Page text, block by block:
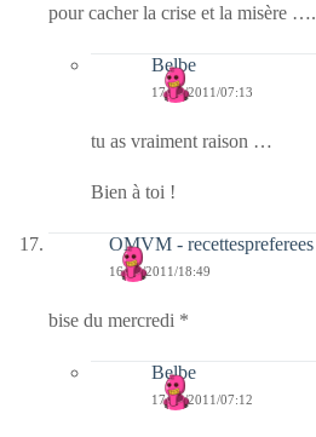
pour cacher la crise et la misère ….
Belbe
17/02/2011/07:13
tu as vraiment raison …
Bien à toi !
OMVM - recettespreferees
16/02/2011/18:49
bise du mercredi *
Belbe
17/02/2011/07:12